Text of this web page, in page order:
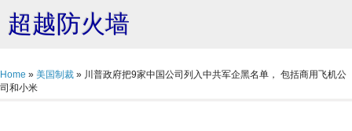
超越防火墙
Home » 美国制裁 » 川普政府把9家中国公司列入中共军企黑名单， 包括商用飞机公
司和小米